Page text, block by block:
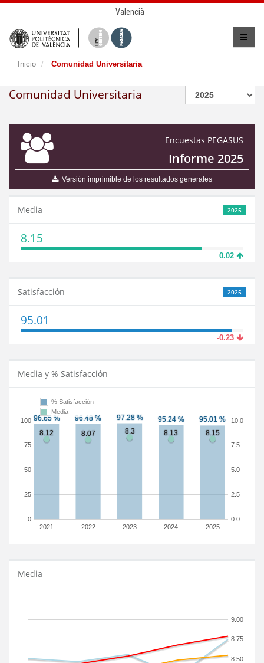
Valencià
Inicio Comunidad Universitaria
Comunidad Universitaria
Encuestas PEGASUS
Informe 2025
Versión imprimible de los resultados generales
2025
Media
8.15
0.02
2025
Satisfacción
95.01
-0.23
Media y % Satisfacción
2021 2022 2023 2024 2025
0
25
50
75
100
0.0
2.5
5.0
7.5
10.0
% Satisfacción
Media
Media
8.50
8.75
9.00